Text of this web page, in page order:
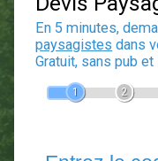
Devis
En 5 minutes,